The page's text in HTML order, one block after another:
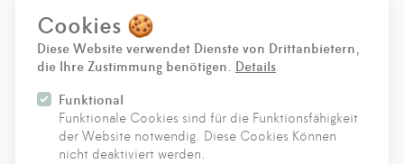
Cookies 🍪
Diese Website verwendet Dienste von Drittanbietern,
die Ihre Zustimmung benötigen. Details
Funktional
Funktionale Cookies sind für die Funktionsfähigkeit
der Website notwendig. Diese Cookies Können
nicht deaktiviert werden.
Nachname
E-Mail-Adresse